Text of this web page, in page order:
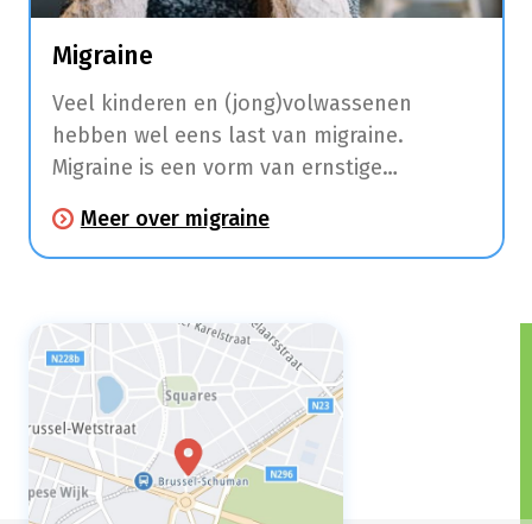
Migraine
Veel kinderen en (jong)volwassenen
hebben wel eens last van migraine.
Migraine is een vorm van ernstige
een halve dag tot 3 dagen kunnen duren.
Enkele uren tot dagen voordat je hoofdpijn
stemmingswisselingen ervaren, bepaalde
voedselvoorkeuren waarnemen, spierpijn
hebben of extra gevoelig zijn voor
bepaalde geuren en geluiden.
Meer over migraine